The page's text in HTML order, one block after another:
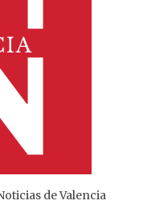
de Valencia